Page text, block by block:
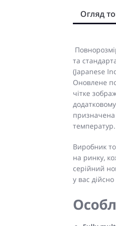
Огляд
та
(Japanese
Оновлене
чітке
призначена
температур.
Виробник
на ринку,
серійний
у вас